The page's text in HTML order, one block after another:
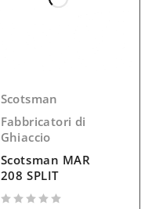
Scotsman
Fabbricatori di
Ghiaccio
Scotsman MAR
208 SPLIT